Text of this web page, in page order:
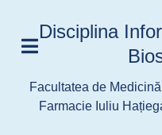
Disciplina
Facultatea de
Farmacie Iuliu